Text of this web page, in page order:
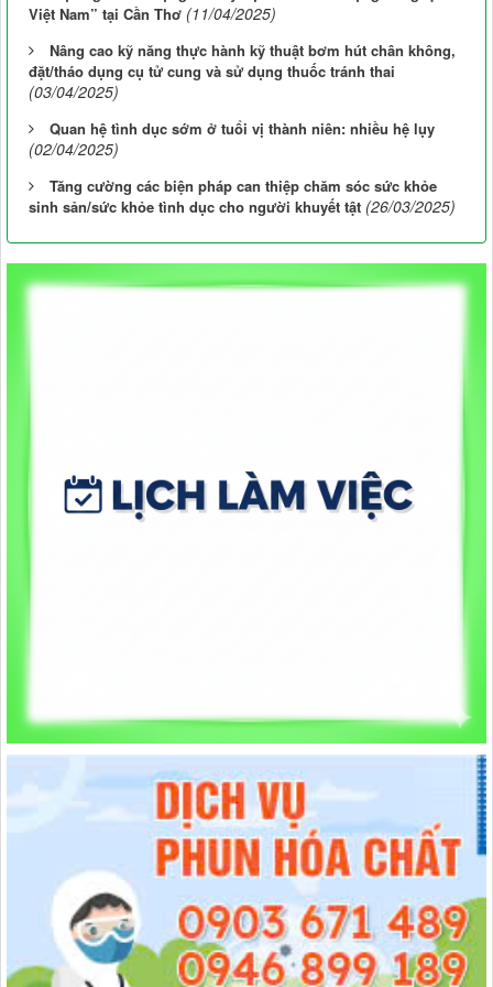
Việt Nam” tại Cần Thơ (11/04/2025)
Nâng cao kỹ năng thực hành kỹ thuật bơm hút chân không,
đặt/tháo dụng cụ tử cung và sử dụng thuốc tránh thai
(03/04/2025)
Quan hệ tình dục sớm ở tuổi vị thành niên: nhiều hệ lụy
(02/04/2025)
Tăng cường các biện pháp can thiệp chăm sóc sức khỏe
sinh sản/sức khỏe tình dục cho người khuyết tật (26/03/2025)